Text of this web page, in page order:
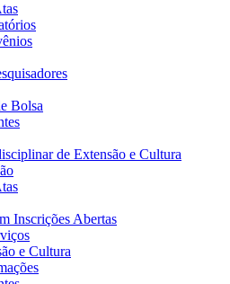
Bolsa
de Extensão e Cultura
Inscrições Abertas
e Cultura